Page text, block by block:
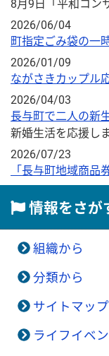
8月9日「平和コン
2026/06/04
町指定ごみ袋の一
2026/01/09
ながさきカップル
2026/04/03
長与町で二人の新
新婚生活を応援し
2026/07/23
「長与町地域商品
情報をさが
組織から
分類から
サイトマッ
ライフイベ